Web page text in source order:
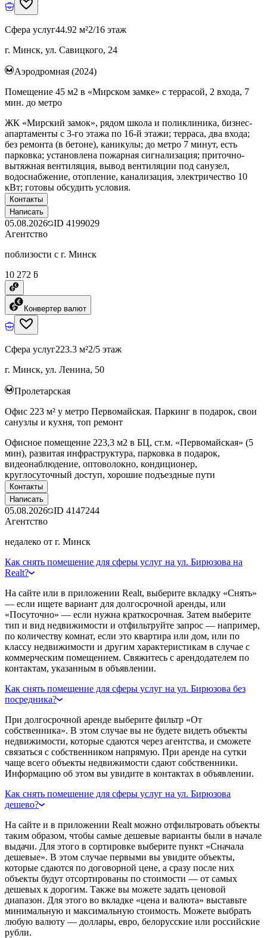
Сфера услуг44.92 м²2/16 этаж
г. Минск, ул. Савицкого, 24
Аэродромная (2024)
Помещение 45 м2 в «Мирском замке» с террасой, 2 входа, 7
мин. до метро
ЖК «Мирский замок», рядом школа и поликлиника, бизнес-
апартаменты с 3-го этажа по 16-й этажи; терраса, два входа;
без ремонта (в бетоне), каникулы; до метро 7 минут, есть
парковка; установлена пожарная сигнализация; приточно-
вытяжная вентиляция, вывод вентиляции под санузел,
водоснабжение, отопление, канализация, электричество 10
кВт; готовы обсудить условия.
Контакты
Написать
05.08.2026 ID 4199029
Агентство
поблизости с г. Минск
10 272 ƃ
Конвертер валют
Сфера услуг223.3 м²2/5 этаж
г. Минск, ул. Ленина, 50
Пролетарская
Офис 223 м² у метро Первомайская. Паркинг в подарок, свои
санузлы и кухня, топ ремонт
Офисное помещение 223,3 м2 в БЦ, ст.м. «Первомайская» (5
мин), развитая инфраструктура, парковка в подарок,
видеонаблюдение, оптоволокно, кондиционер,
круглосуточный доступ, хорошие подъездные пути
Контакты
Написать
05.08.2026 ID 4147244
Агентство
недалеко от г. Минск
Как снять помещение для сферы услуг на ул. Бирюзова на
Realt?
На сайте или в приложении Realt, выберите вкладку «Снять»
— если ищете вариант для долгосрочной аренды, или
«Посуточно» — если нужна краткосрочная. Затем выберите
тип и вид недвижимости и отфильтруйте запрос — например,
по количеству комнат, если это квартира или дом, или по
классу недвижимости и другим характеристикам в случае с
коммерческим помещением. Свяжитесь с арендодателем по
контактам, указанным в объявлении.
Как снять помещение для сферы услуг на ул. Бирюзова без
посредника?
При долгосрочной аренде выберите фильтр «От
собственника». В этом случае вы не будете видеть объекты
недвижимости, которые сдаются через агентства, и сможете
связаться с собственником напрямую. При аренде на сутки
чаще всего объекты недвижимости сдают собственники.
Информацию об этом вы увидите в контактах в объявлении.
Как снять помещение для сферы услуг на ул. Бирюзова
дешево?
На сайте и в приложении Realt можно отфильтровать объекты
таким образом, чтобы самые дешевые варианты были в начале
выдачи. Для этого в сортировке выберите пункт «Сначала
дешевые». В этом случае первыми вы увидите объекты,
которые сдаются по договорной цене, а сразу после них
объекты будут отсортированы по стоимости — от самых
дешевых к дорогим. Также вы можете задать ценовой
диапазон. Для этого во вкладке «цена и валюта» выставьте
минимальную и максимальную стоимость. Можете выбрать
любую валюту — доллары, евро, белорусские или российские
рубли.